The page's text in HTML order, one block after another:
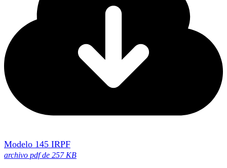
Modelo 145 IRPF
archivo pdf de 257 KB